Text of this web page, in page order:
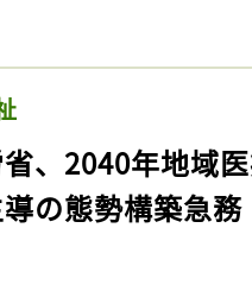
省、2040年地域
の態勢構築急務